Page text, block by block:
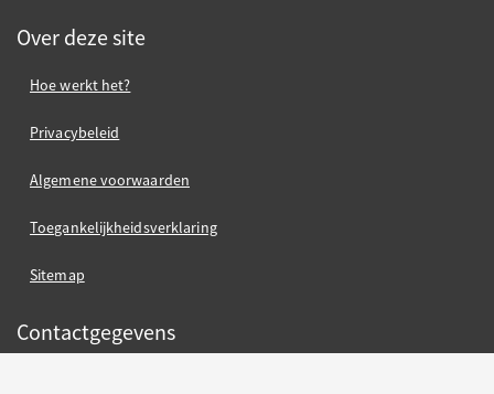
Over deze site
Hoe werkt het?
Privacybeleid
Algemene voorwaarden
Toegankelijkheidsverklaring
Sitemap
Contactgegevens